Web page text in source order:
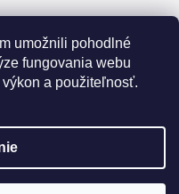
umožnili pohodlné
fungovania webu
a použiteľnosť.
Appgrade